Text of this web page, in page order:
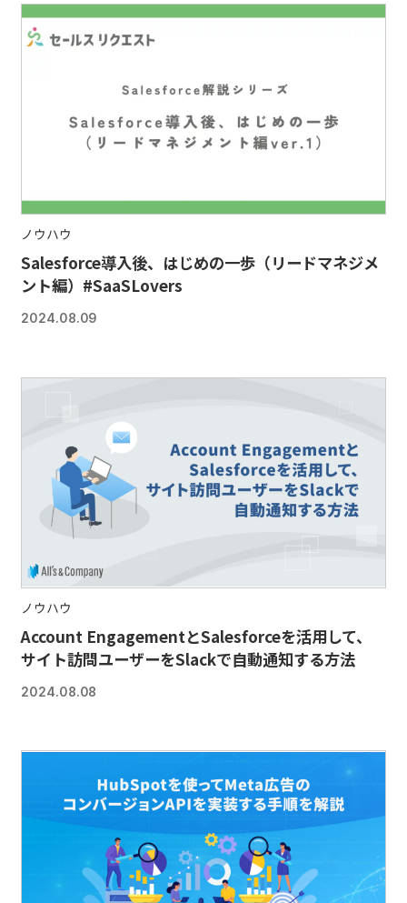
ノウハウ
Salesforce導入後、はじめの一歩（リードマネジメ
ント編）#SaaSLovers
2024.08.09
ノウハウ
Account EngagementとSalesforceを活用して、
サイト訪問ユーザーをSlackで自動通知する方法
2024.08.08